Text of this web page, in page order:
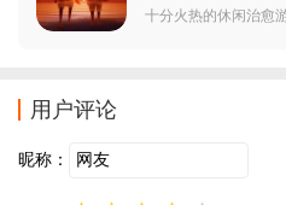
是探索，游戏
十分火热的休闲治愈
用户评论
昵称：